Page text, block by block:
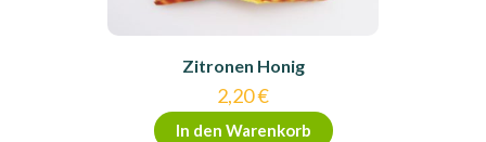
Zitronen Honig
2,20€
In den Warenkorb